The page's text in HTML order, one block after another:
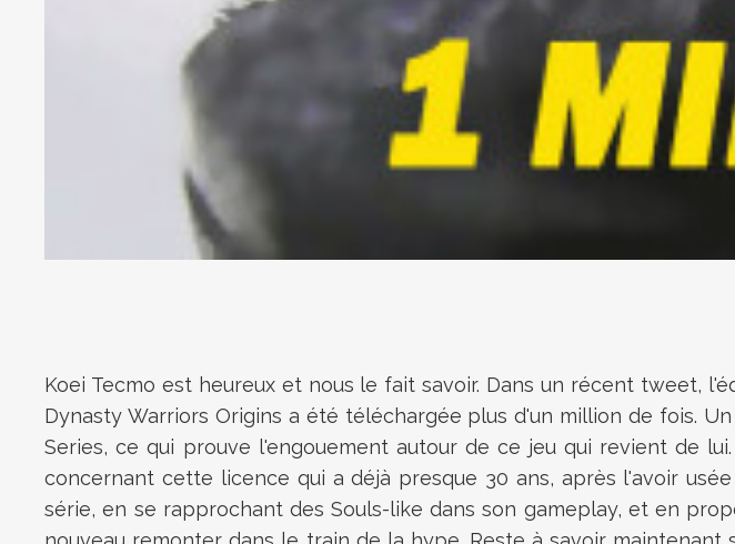
Koei Tecmo est heureux et nous le fait savoir. Dans un récent tweet,
Dynasty Warriors Origins a été téléchargée plus d'un million de fois.
Series, ce qui prouve l'engouement autour de ce jeu qui revient de
concernant cette licence qui a déjà presque 30 ans, après l'avoir
série, en se rapprochant des Souls-like dans son gameplay, et en